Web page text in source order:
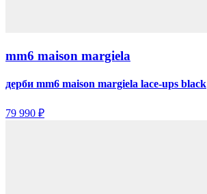
mm6 maison margiela
дерби mm6 maison margiela lace-ups black
79 990 ₽